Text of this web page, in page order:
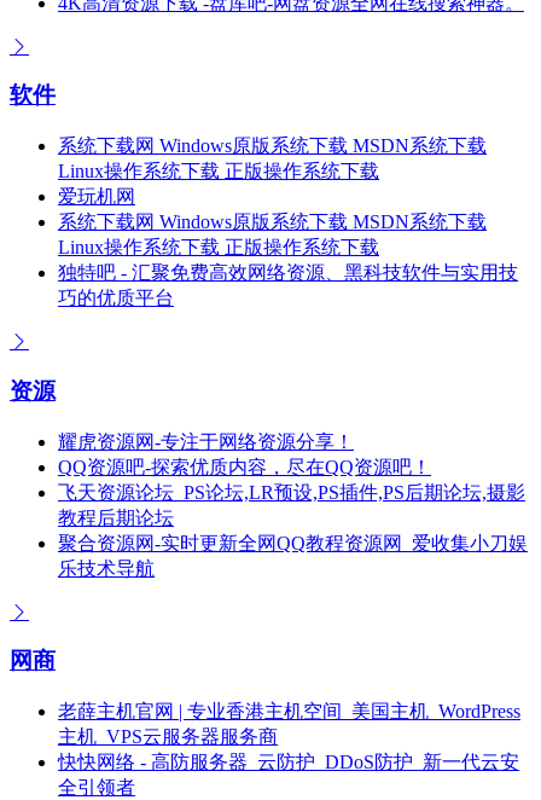
软件
系统下载网 Windows原版系统下载 MSDN系统下载
Linux操作系统下载 正版操作系统下载
爱玩机网
系统下载网 Windows原版系统下载 MSDN系统下载
Linux操作系统下载 正版操作系统下载
独特吧 - 汇聚免费高效网络资源、黑科技软件与实用技
巧的优质平台
资源
耀虎资源网-专注于网络资源分享！
QQ资源吧-探索优质内容，尽在QQ资源吧！
飞天资源论坛_PS论坛,LR预设,PS插件,PS后期论坛,摄影
教程后期论坛
聚合资源网-实时更新全网QQ教程资源网_爱收集小刀娱
乐技术导航
网商
老薛主机官网 | 专业香港主机空间_美国主机_WordPress
主机_VPS云服务器服务商
快快网络 - 高防服务器_云防护_DDoS防护_新一代云安
全引领者